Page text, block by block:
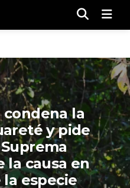
la
y pide
la causa en
especie